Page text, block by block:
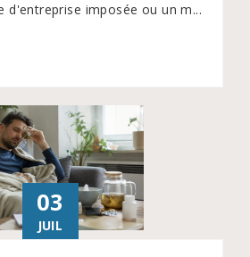
d'entreprise imposée ou un m...
03
JUIL